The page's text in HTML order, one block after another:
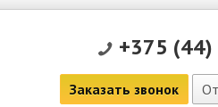
+375
Заказать звонок